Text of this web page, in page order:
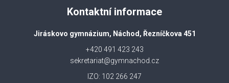
Kontaktní informace
Jiráskovo gymnázium, Náchod, Řezníčkova 451
+420 491 423 243
sekretariat@gymnachod.cz
IZO: 102 266 247